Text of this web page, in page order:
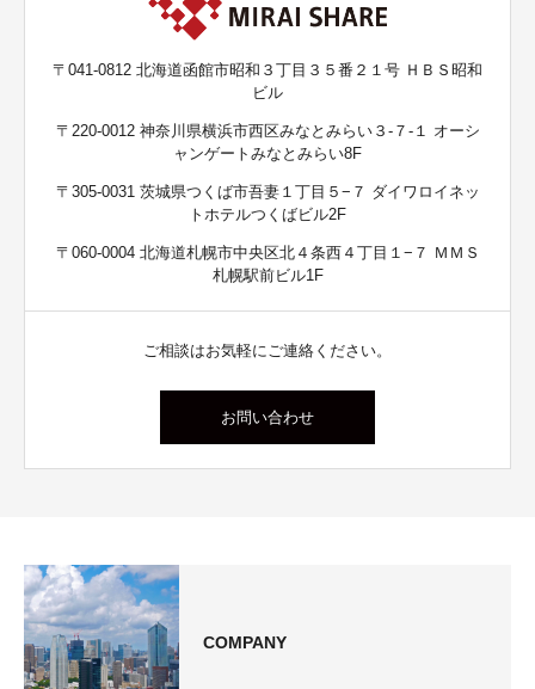
〒041-0812 北海道函館市昭和３丁目３５番２１号 ＨＢＳ昭和
ビル
〒220-0012 神奈川県横浜市西区みなとみらい３-７-１ オーシ
ャンゲートみなとみらい8F
〒305-0031 茨城県つくば市吾妻１丁目５−７ ダイワロイネッ
トホテルつくばビル2F
〒060-0004 北海道札幌市中央区北４条西４丁目１−７ ＭＭＳ
札幌駅前ビル1F
ご相談はお気軽にご連絡ください。
お問い合わせ
COMPANY